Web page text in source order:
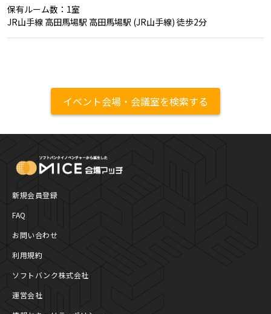
保有ルーム数：1室
JR山手線 高田馬場駅 高田馬場駅 (JR山手線) 徒歩2分
イベント会場・会議室を検索する
新規会員登録
FAQ
お問い合わせ
利用規約
ソフトバンク株式会社
運営会社